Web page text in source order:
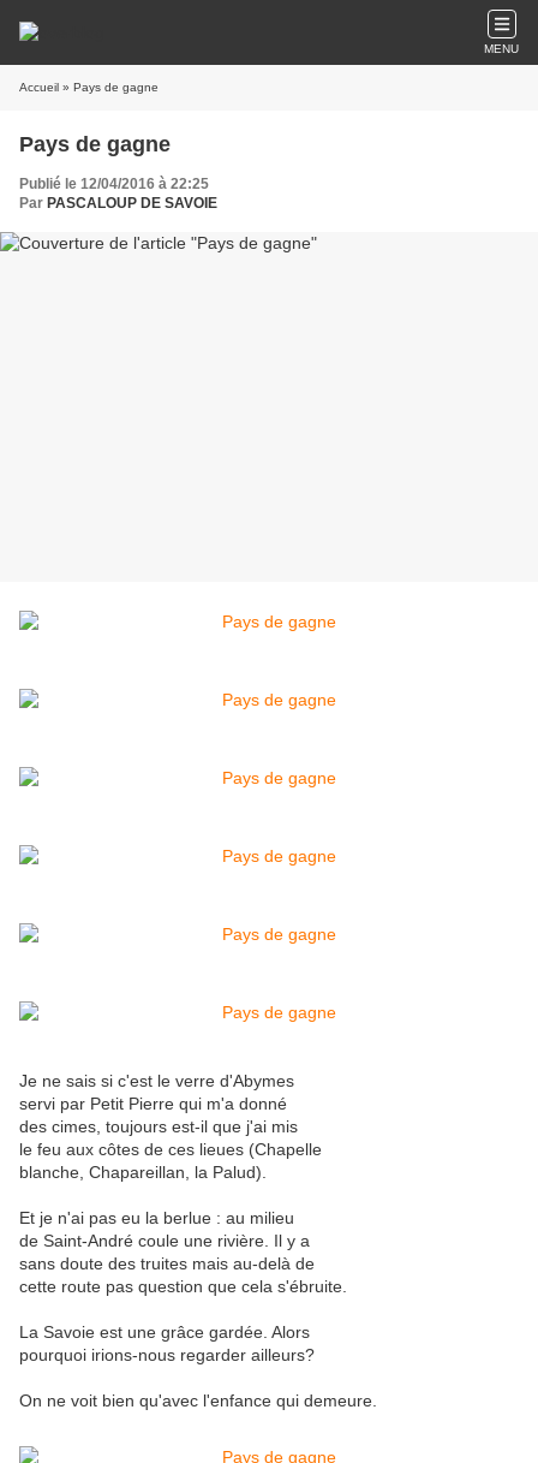
MENU
Accueil » Pays de gagne
Pays de gagne
Publié le 12/04/2016 à 22:25
Par PASCALOUP DE SAVOIE
Je ne sais si c'est le verre d'Abymes
servi par Petit Pierre qui m'a donné
des cimes, toujours est-il que j'ai mis
le feu aux côtes de ces lieues (Chapelle
blanche, Chapareillan, la Palud).
Et je n'ai pas eu la berlue : au milieu
de Saint-André coule une rivière. Il y a
sans doute des truites mais au-delà de
cette route pas question que cela s'ébruite.
La Savoie est une grâce gardée. Alors
pourquoi irions-nous regarder ailleurs?
On ne voit bien qu'avec l'enfance qui demeure.